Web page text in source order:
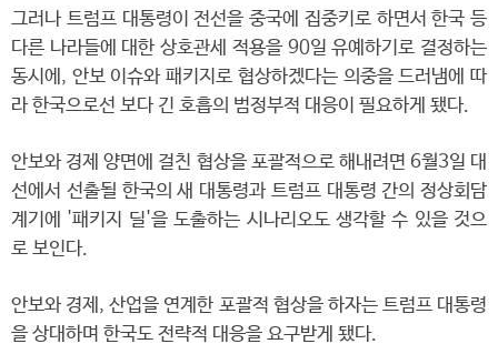
그러나 트럼프 대통령이 전선을 중국에 집중키로 하면서 한국 등
다른 나라들에 대한 상호관세 적용을 90일 유예하기로 결정하는
동시에, 안보 이슈와 패키지로 협상하겠다는 의중을 드러냄에 따
라 한국으로선 보다 긴 호흡의 범정부적 대응이 필요하게 됐다.
안보와 경제 양면에 걸친 협상을 포괄적으로 해내려면 6월3일 대
선에서 선출될 한국의 새 대통령과 트럼프 대통령 간의 정상회담
계기에 '패키지 딜'을 도출하는 시나리오도 생각할 수 있을 것으
로 보인다.
안보와 경제, 산업을 연계한 포괄적 협상을 하자는 트럼프 대통령
을 상대하며 한국도 전략적 대응을 요구받게 됐다.